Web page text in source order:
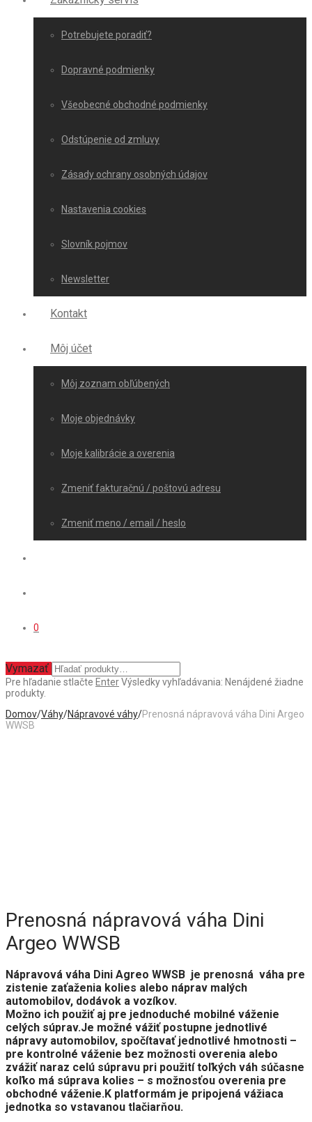
Potrebujete poradiť?
Dopravné podmienky
Všeobecné obchodné podmienky
Odstúpenie od zmluvy
Zásady ochrany osobných údajov
Nastavenia cookies
Slovník pojmov
Newsletter
Kontakt
Môj účet
Môj zoznam obľúbených
Moje objednávky
Moje kalibrácie a overenia
Zmeniť fakturačnú / poštovú adresu
Zmeniť meno / email / heslo
0
Vymazať
Pre hľadanie stlačte EnterVýsledky vyhľadávania: Nenájdené žiadne
produkty.
Domov/Váhy/Nápravové váhy/Prenosná nápravová váha Dini Argeo
WWSB
Prenosná nápravová váha Dini
Argeo WWSB
Nápravová váha Dini Agreo WWSB je prenosná váha pre
zistenie zaťaženia kolies alebo náprav malých
automobilov, dodávok a vozíkov.
Možno ich použiť aj pre jednoduché mobilné váženie
celých súprav.Je možné vážiť postupne jednotlivé
nápravy automobilov, spočítavať jednotlivé hmotnosti –
pre kontrolné váženie bez možnosti overenia alebo
zvážiť naraz celú súpravu pri použití toľkých váh súčasne
koľko má súprava kolies – s možnosťou overenia pre
obchodné váženie.K platformám je pripojená vážiaca
jednotka so vstavanou tlačiarňou.